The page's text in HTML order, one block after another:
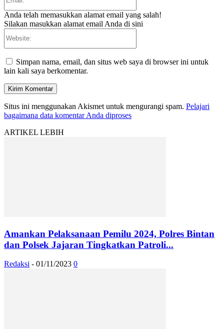
Anda telah memasukkan alamat email yang salah!
Silakan masukkan alamat email Anda di sini
Simpan nama, email, dan situs web saya di browser ini untuk
lain kali saya berkomentar.
Situs ini menggunakan Akismet untuk mengurangi spam. Pelajari
bagaimana data komentar Anda diproses
ARTIKEL LEBIH
Amankan Pelaksanaan Pemilu 2024, Polres Bintan
dan Polsek Jajaran Tingkatkan Patroli...
Redaksi - 01/11/2023 0